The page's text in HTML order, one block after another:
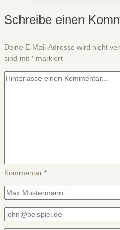
Schreibe einen
Deine E-Mail-Adresse wird nicht
sind mit * markiert
Kommentar *